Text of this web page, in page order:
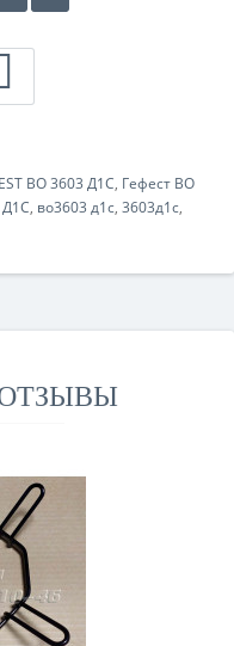
ВО 3603 Д1С, Гефест ВО
, во3603 д1с, 3603д1с,